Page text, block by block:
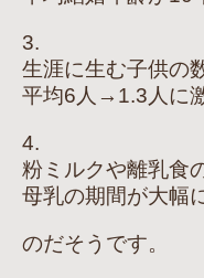
3.
生涯に生む子供の
平均6人→1.3人に
4.
粉ミルクや離乳食
母乳の期間が大幅
のだそうです。